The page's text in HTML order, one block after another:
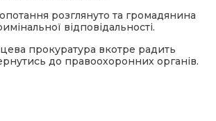
розглянуто та громадянина
відповідальності.
прокуратура вкотре радить
до правоохоронних органів.